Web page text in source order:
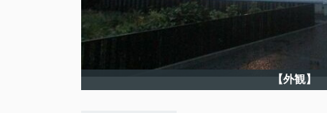
【外観】